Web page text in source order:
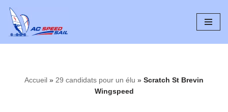
Aller
au
Accueil » 29 candidats pour un élu » Scratch St Brevin
Wingspeed